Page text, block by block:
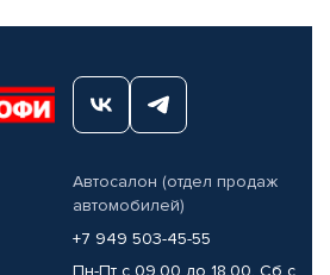
Автосалон (отдел продаж
автомобилей)
+7 949 503-45-55
Пн-Пт с 09.00 до 18.00, Сб с